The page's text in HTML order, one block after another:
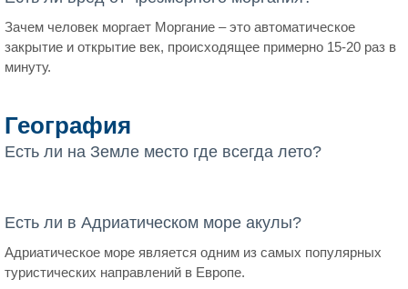
Зачем человек моргает Моргание – это автоматическое
закрытие и открытие век, происходящее примерно 15-20 раз в
минуту.
География
Есть ли на Земле место где всегда лето?
Есть ли в Адриатическом море акулы?
Адриатическое море является одним из самых популярных
туристических направлений в Европе.